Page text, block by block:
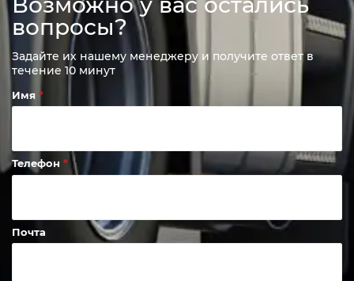
вопросы?
Задайте их нашему менеджеру и получите ответ в
течение 10 минут
Имя
Телефон
Почта